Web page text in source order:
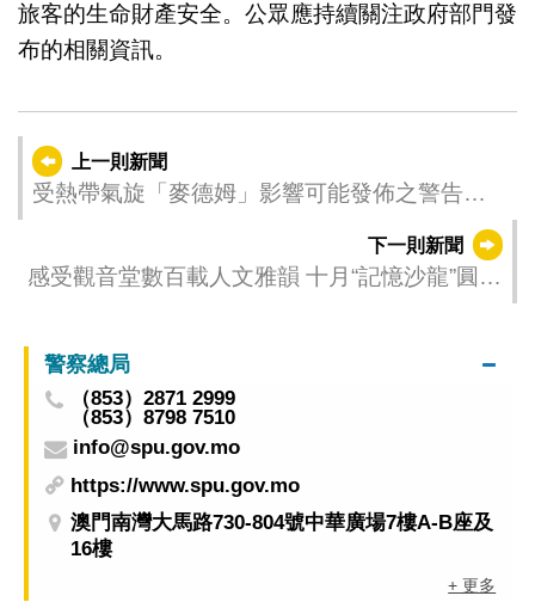
旅客的生命財產安全。公眾應持續關注政府部門發
布的相關資訊。
上一則新聞
受熱帶氣旋「麥德姆」影響可能發佈之警告
下一則新聞
感受觀音堂數百載人文雅韻 十月“記憶沙龍”圓滿
警察總局
（853）2871 2999
（853）8798 7510
info@spu.gov.mo
https://www.spu.gov.mo
澳門南灣大馬路730-804號中華廣場7樓A-B座及
16樓
+ 更多